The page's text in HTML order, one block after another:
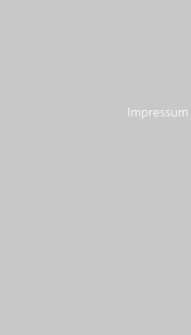
Impressum